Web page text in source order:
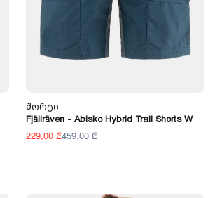
Შორტი
Fjällräven - Abisko Hybrid Trail Shorts W
229,00 ₾459,00 ₾